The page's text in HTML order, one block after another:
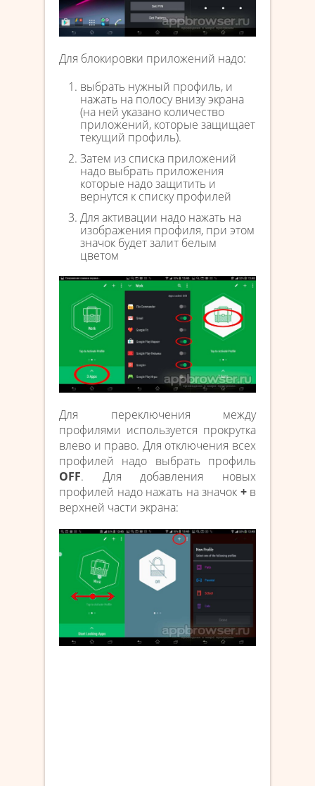
Для блокировки приложений надо:
выбрать нужный профиль, и
нажать на полосу внизу экрана
(на ней указано количество
приложений, которые защищает
текущий профиль).
Затем из списка приложений
надо выбрать приложения
которые надо защитить и
вернутся к списку профилей
Для активации надо нажать на
изображения профиля, при этом
значок будет залит белым
цветом
Для переключения между
профилями используется прокрутка
влево и право. Для отключения всех
профилей надо выбрать профиль
OFF. Для добавления новых
профилей надо нажать на значок +в
верхней части экрана: